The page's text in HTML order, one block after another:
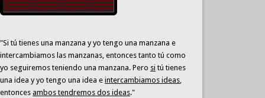
"Si tú tienes una manzana y yo tengo una manzana e
intercambiamos las manzanas, entonces tanto tú como
yo seguiremos teniendo una manzana. Pero si tú tienes
una idea y yo tengo una idea eintercambiamos ideas,
entoncesambos tendremos dos ideas."